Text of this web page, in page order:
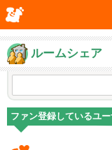
ルームシェア
ファン登録しているユ